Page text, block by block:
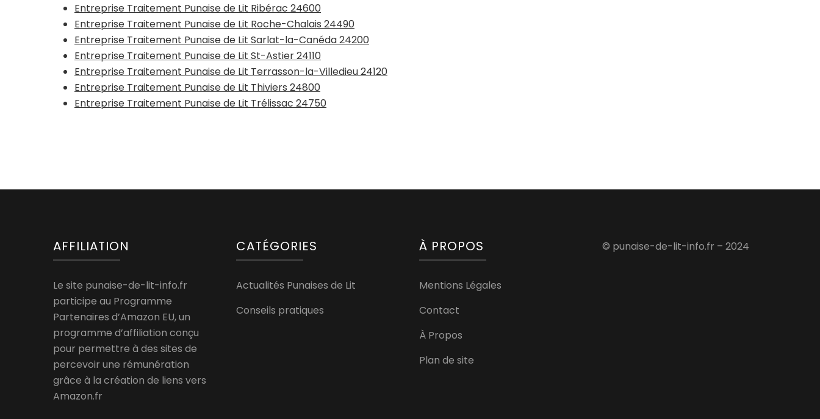
Entreprise Traitement Punaise de Lit Ribérac 24600
Entreprise Traitement Punaise de Lit Roche-Chalais 24490
Entreprise Traitement Punaise de Lit Sarlat-la-Canéda 24200
Entreprise Traitement Punaise de Lit St-Astier 24110
Entreprise Traitement Punaise de Lit Terrasson-la-Villedieu 24120
Entreprise Traitement Punaise de Lit Thiviers 24800
Entreprise Traitement Punaise de Lit Trélissac 24750
AFFILIATION
Le site punaise-de-lit-info.fr
participe au Programme
Partenaires d’Amazon EU, un
programme d’affiliation conçu
pour permettre à des sites de
percevoir une rémunération
grâce à la création de liens vers
Amazon.fr
CATÉGORIES
Actualités Punaises de Lit
Conseils pratiques
À PROPOS
Mentions Légales
Contact
À Propos
Plan de site
© punaise-de-lit-info.fr – 2024